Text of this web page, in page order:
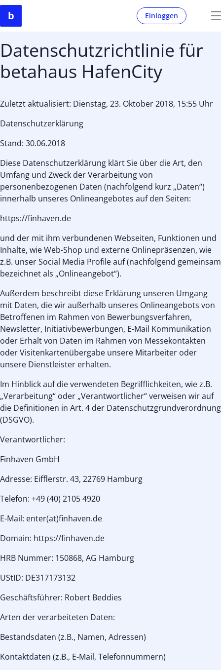
Einloggen
Datenschutzrichtlinie für
betahaus HafenCity
Zuletzt aktualisiert: Dienstag, 23. Oktober 2018, 15:55 Uhr
Datenschutzerklärung
Stand: 30.06.2018
Diese Datenschutzerklärung klärt Sie über die Art, den
Umfang und Zweck der Verarbeitung von
personenbezogenen Daten (nachfolgend kurz „Daten“)
innerhalb unseres Onlineangebotes auf den Seiten:
https://finhaven.de
und der mit ihm verbundenen Webseiten, Funktionen und
Inhalte, wie Web-Shop und externe Onlinepräsenzen, wie
z.B. unser Social Media Profile auf (nachfolgend gemeinsam
bezeichnet als „Onlineangebot“).
Außerdem beschreibt diese Erklärung unseren Umgang
mit Daten, die wir außerhalb unseres Onlineangebots von
Betroffenen im Rahmen von Bewerbungsverfahren,
Newsletter, Initiativbewerbungen, E-Mail Kommunikation
oder Erhalt von Daten im Rahmen von Messekontakten
oder Visitenkartenübergabe unsere Mitarbeiter oder
unsere Dienstleister erhalten.
Im Hinblick auf die verwendeten Begrifflichkeiten, wie z.B.
„Verarbeitung“ oder „Verantwortlicher“ verweisen wir auf
die Definitionen in Art. 4 der Datenschutzgrundverordnung
(DSGVO).
Verantwortlicher:
Finhaven GmbH
Adresse: Eifflerstr. 43, 22769 Hamburg
Telefon: +49 (40) 2105 4920
E-Mail: enter(at)finhaven.de
Domain: https://finhaven.de
HRB Nummer: 150868, AG Hamburg
UStID: DE317173132
Geschäftsführer: Robert Beddies
Arten der verarbeiteten Daten:
Bestandsdaten (z.B., Namen, Adressen)
Kontaktdaten (z.B., E-Mail, Telefonnummern)